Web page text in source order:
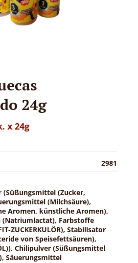
24g
x 24g
2981
(Süßungsmittel (Zucker,
(Milchsäure),
Aromen, künstliche Aromen),
Farbstoffe
ZUCKERKULÖR), Stabilisator
von Speisefettsäuren),
Chilipulver (Süßungsmittel
Säuerungsmittel